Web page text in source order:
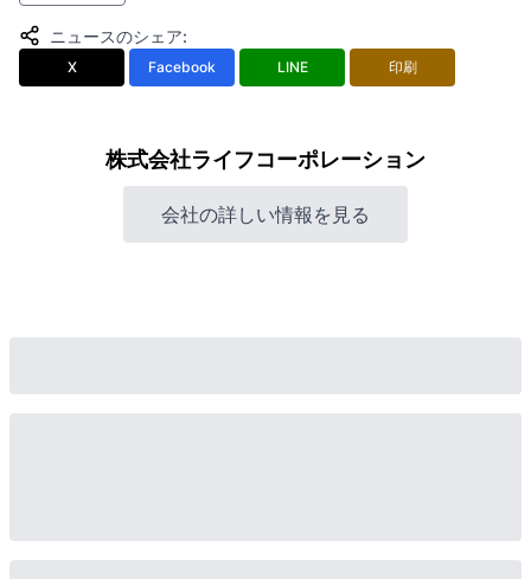
ニュースのシェア:
X Facebook LINE 印刷
株式会社ライフコーポレーション
会社の詳しい情報を見る